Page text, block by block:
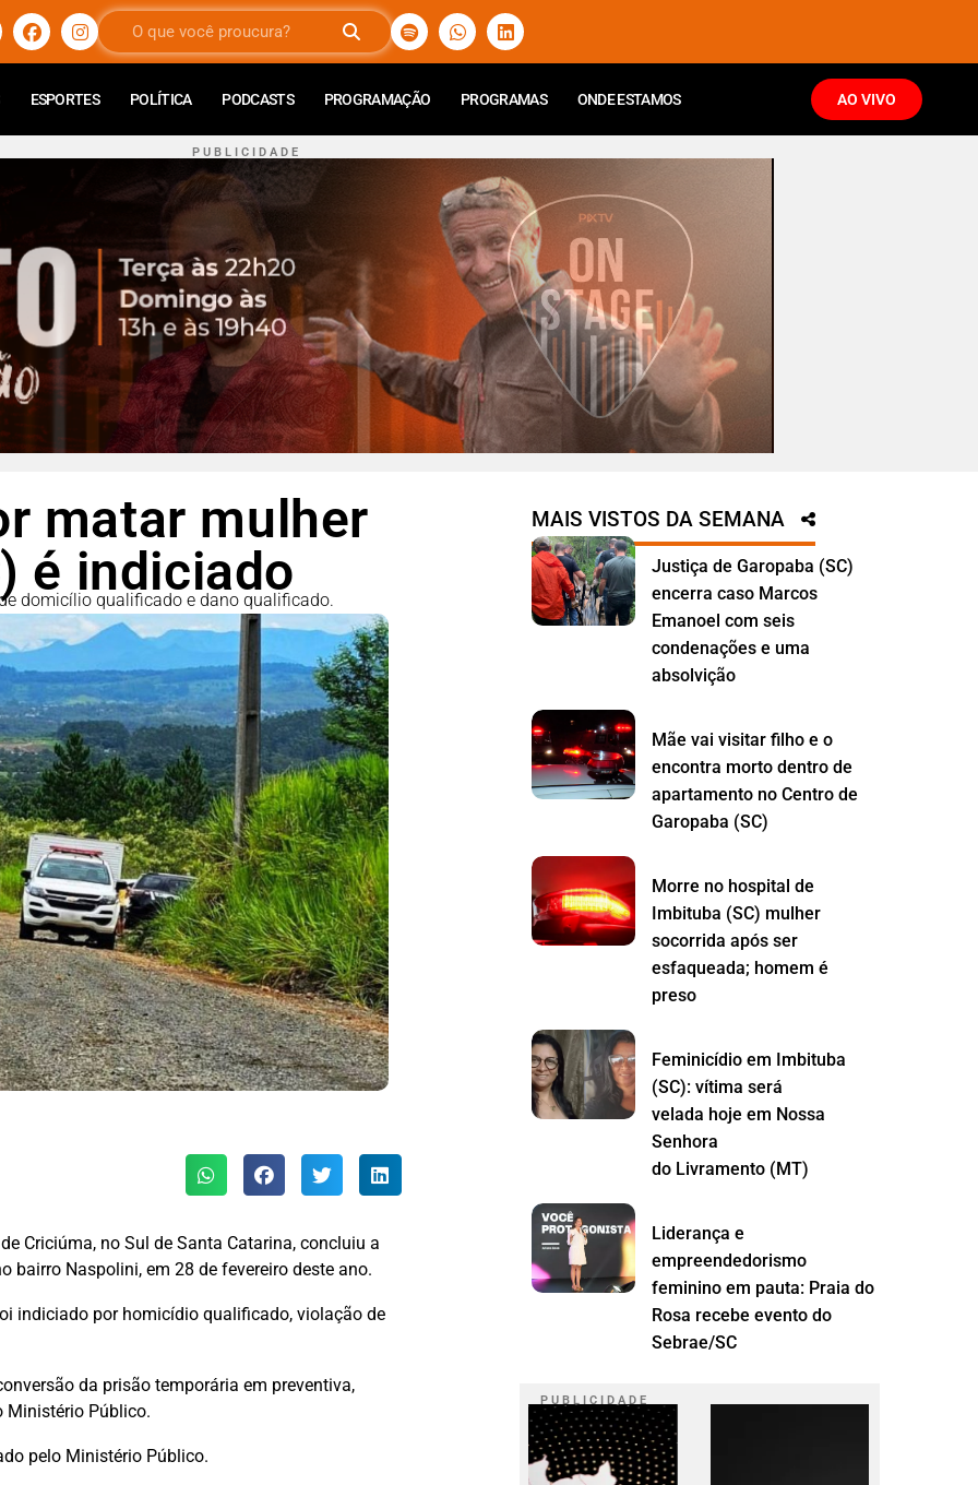
ESPORTES POLÍTICA PODCASTS PROGRAMAÇÃO PROGRAMAS ONDE ESTAMOS AO VIVO
P U B L I C I D A D E
matar mulher
é indiciado
domicílio qualificado e dano qualificado.
Criciúma, no Sul de Santa Catarina, concluiu a
bairro Naspolini, em 28 de fevereiro deste ano.
indiciado por homicídio qualificado, violação de
da prisão temporária em preventiva,
Ministério Público.
pelo Ministério Público.
MAIS VISTOS DA SEMANA
Justiça de Garopaba (SC)
encerra caso Marcos
Emanoel com seis
condenações e uma
absolvição
Mãe vai visitar filho e o
encontra morto dentro de
apartamento no Centro de
Garopaba (SC)
Morre no hospital de
Imbituba (SC) mulher
socorrida após ser
esfaqueada; homem é
preso
Feminicídio em Imbituba
(SC): vítima será
velada hoje em Nossa
Senhora
do Livramento (MT)
Liderança e
empreendedorismo
feminino em pauta: Praia do
Rosa recebe evento do
Sebrae/SC
P U B L I C I D A D E